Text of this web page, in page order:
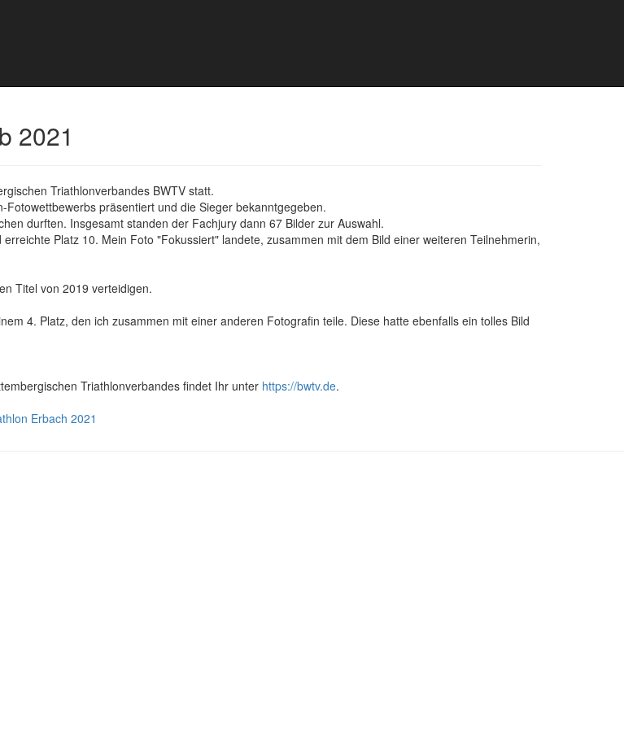
2021
Triathlonverbandes BWTV statt.
präsentiert und die Sieger bekanntgegeben.
durften. Insgesamt standen der Fachjury dann 67 Bilder zur Auswahl.
Platz 10. Mein Foto "Fokussiert" landete, zusammen mit dem Bild einer weiteren Teilnehmerin,
Titel von 2019 verteidigen.
4. Platz, den ich zusammen mit einer anderen Fotografin teile. Diese hatte ebenfalls ein tolles Bild
Triathlonverbandes findet Ihr unter https://bwtv.de.
Erbach 2021